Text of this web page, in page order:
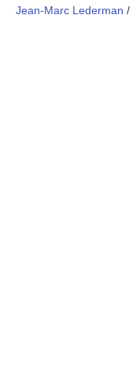
Jean-Marc Lederman /